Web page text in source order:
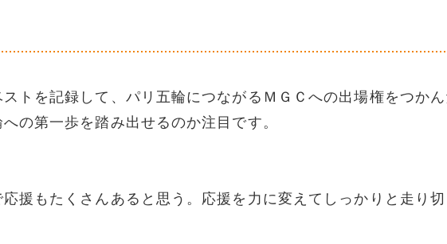
トを記録して、パリ五輪につながるＭＧＣへの出場権をつか
の第一歩を踏み出せるのか注目です。
応援もたくさんあると思う。応援を力に変えてしっかりと走り